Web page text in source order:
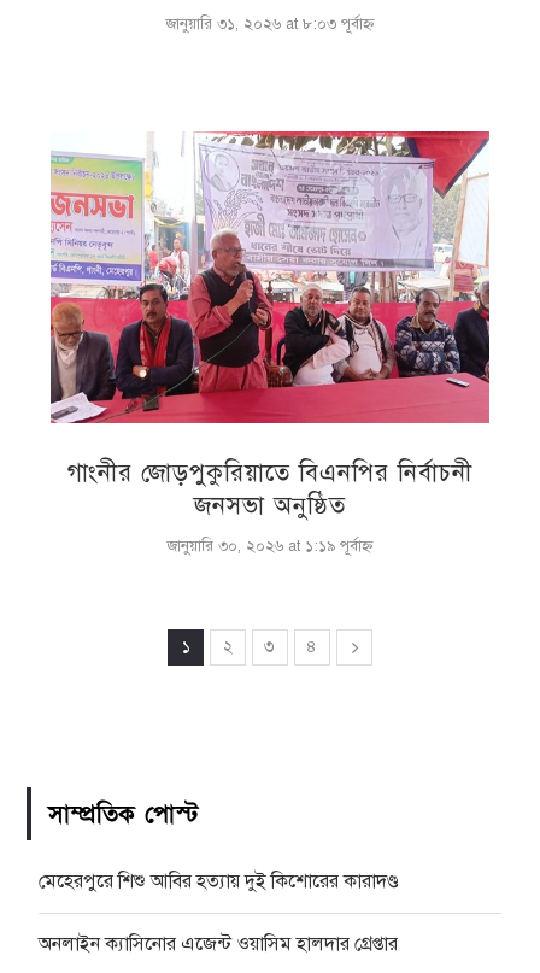
জানুয়ারি ৩১, ২০২৬ at ৮:০৩ পূর্বাহ্ণ
গাংনীর জোড়পুকুরিয়াতে বিএনপির নির্বাচনী
জনসভা অনুষ্ঠিত
জানুয়ারি ৩০, ২০২৬ at ১:১৯ পূর্বাহ্ণ
১ ২ ৩ ৪
সাম্প্রতিক পোস্ট
মেহেরপুরে শিশু আবির হত্যায় দুই কিশোরের কারাদণ্ড
অনলাইন ক্যাসিনোর এজেন্ট ওয়াসিম হালদার গ্রেপ্তার